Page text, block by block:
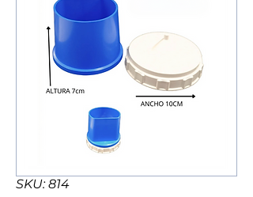
SKU: 814